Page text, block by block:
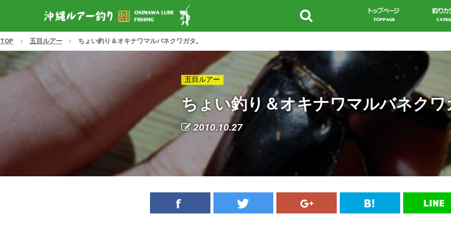
TOP 五目ルアー ちょい釣り＆オキナワマルバネクワガタ。
五目ルアー
ちょい釣り＆オキナワマルバネクワ
2010.10.27